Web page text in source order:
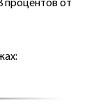
процентов от